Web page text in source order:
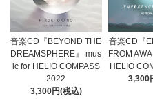
音楽CD『BEYOND THE
DREAMSPHERE』 mus
ic for HELIO COMPASS
2022
3,300円(税込)
音楽CD『
FROM
HELIO
3,300